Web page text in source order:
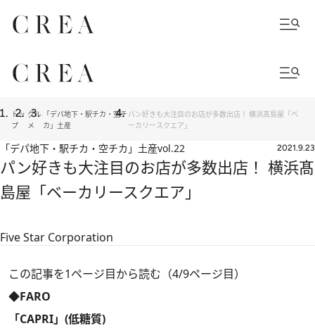
トッ
プ
グル
メ
「デパ地下・駅チカ・空チ
カ」土産
パン好きも大注目のお店が多数出店！ 横浜髙島屋「ベ
ーカリースクエア」
「デパ地下・駅チカ・空チカ」土産vol.22 2021.9.23
パン好きも大注目のお店が多数出店！ 横浜髙
島屋「ベーカリースクエア」
Five Star Corporation
この記事を1ページ目から読む（4/9ページ目）
◆FARO
「CAPRI」(低糖質)